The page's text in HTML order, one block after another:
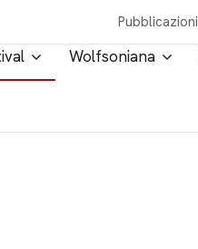
Pubblicazioni
Wolfsoniana